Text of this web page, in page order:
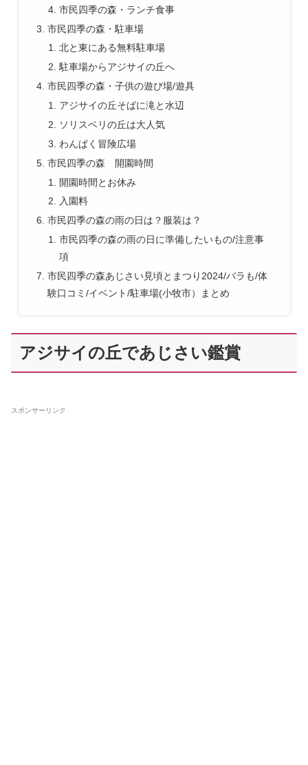
市民四季の森・ランチ食事
市民四季の森・駐車場
北と東にある無料駐車場
駐車場からアジサイの丘へ
市民四季の森・子供の遊び場/遊具
アジサイの丘そばに滝と水辺
ソリスベリの丘は大人気
わんぱく冒険広場
市民四季の森 開園時間
開園時間とお休み
入園料
市民四季の森の雨の日は？服装は？
市民四季の森の雨の日に準備したいもの/注意事
項
市民四季の森あじさい見頃とまつり2024/バラも/体
験口コミ/イベント/駐車場(小牧市）まとめ
アジサイの丘であじさい鑑賞
スポンサーリンク